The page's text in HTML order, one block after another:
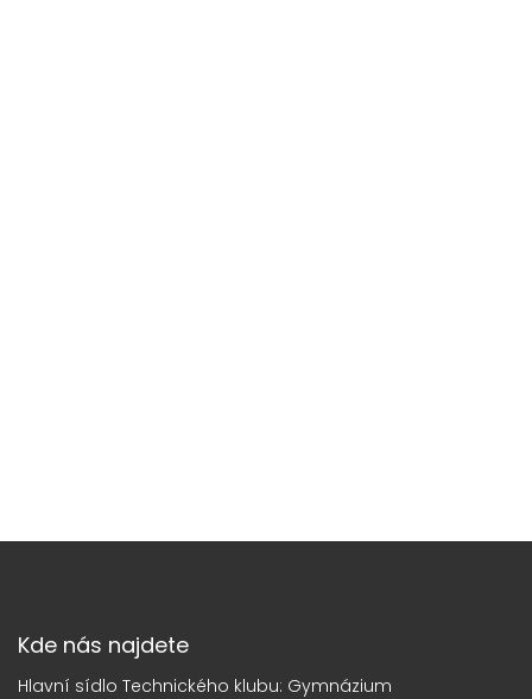
Kde nás najdete
Hlavní sídlo Technického klubu: Gymnázium